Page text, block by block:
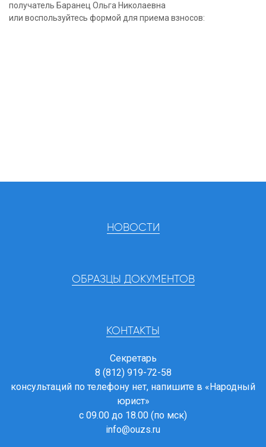
получатель Баранец Ольга Николаевна
или воспользуйтесь формой для приема взносов:
НОВОСТИ
ОБРАЗЦЫ ДОКУМЕНТОВ
КОНТАКТЫ
Секретарь
8 (812) 919-72-58
консультаций по телефону нет, напишите в «Народный
юрист»
с 09.00 до 18.00 (по мск)
info@ouzs.ru